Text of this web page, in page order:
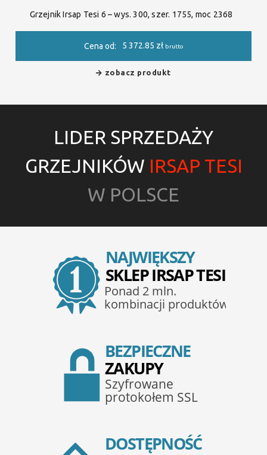
Grzejnik Irsap Tesi 6 – wys. 300, szer. 1755, moc 2368
Cena od: 5 372.85 zł brutto
zobacz produkt
LIDER SPRZEDAŻY
GRZEJNIKÓW IRSAP TESI
W POLSCE